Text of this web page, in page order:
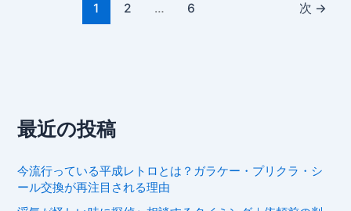
1 2 … 6 次 →
最近の投稿
今流行っている平成レトロとは？ガラケー・プリクラ・シ
ール交換が再注目される理由